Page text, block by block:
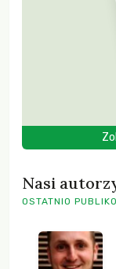
Nasi
OSTATNIO